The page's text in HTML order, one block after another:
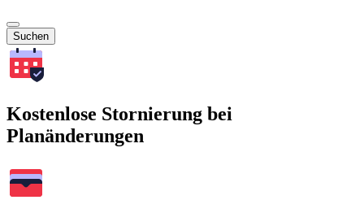
Suchen
Kostenlose Stornierung bei
Planänderungen